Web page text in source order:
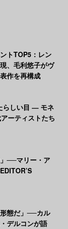
トTOP5：レン
、毛利悠子がヴ
作を再構成
らしい目 ― モネ
ーティストたち
──マリー・ア
形態だ」──カル
デルコンが語